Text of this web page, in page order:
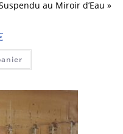
au Miroir d’Eau »